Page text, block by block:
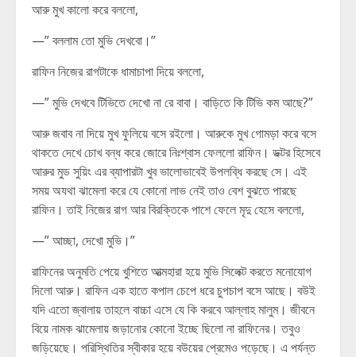
আরু মুখ কালো করে বললো,
—” বললাম তো মুভি দেখবো।”
রাফিন নিজের রাগটাকে ধামাচাপা দিয়ে বললো,
—” মুভি দেখবে টিভিতে দেখো না রে বাবা। বাড়িতে কি টিভি কম আছে?”
আরু জবাব না দিয়ে মুখ ফুলিয়ে বসে রইলো। আরুকে মুখ গোমড়া করে বসে
থাকতে দেখে চোখ বন্ধ করে জোরে নিঃশ্বাস ফেললো রাফিন। ডক্টর হিসেবে
আরুর মুড সুয়িং এর ব্যাপারটা খুব ভালোভাবেই উপলব্ধি করছে সে। এই
সময় অযথা ঝামেলা করে যে কোনো লাভ নেই তাও বেশ বুঝতে পারছে
রাফিন। তাই নিজের রাগ আর বিরক্তিকে পাশে ফেলে মৃদু হেসে বললো,
—” আচ্ছা, দেখো মুভি।”
রাফিনের অনুমতি পেয়ে খুশিতে আত্মহারা হয়ে মুভি সিলেক্ট করতে মনোযোগ
দিলো আরু। রাফিন এক হাতে কপাল চেপে ধরে চুপচাপ বসে আছে। বউই
যদি এতো জ্বালায় তাহলে বাচ্চা এসে যে কি করবে আল্লাহ মালুম। জীবনে
বিয়ে নামক ঝামেলায় জড়ানোর কোনো ইচ্ছে ছিলো না রাফিনের। তবুও
জড়িয়েছে। পরিস্থিতির স্বীকার হয়ে বউয়ের প্রেমেও পড়েছে। এ পর্যন্ত